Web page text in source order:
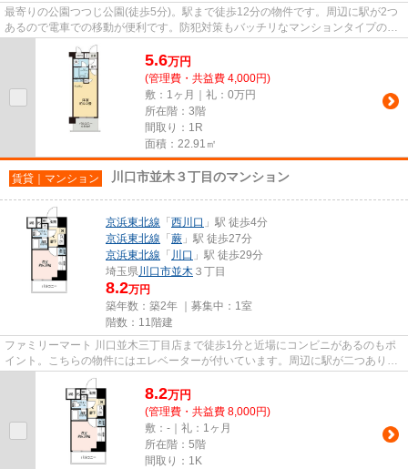
最寄りの公園つつじ公園(徒歩5分)。駅まで徒歩12分の物件です。周辺に駅が2つ
あるので電車での移動が便利です。防犯対策もバッチリなマンションタイプの物
件です。できるだけ早めに不...
5.6万円
(管理費・共益費 4,000円)
敷：1ヶ月｜礼：0万円
所在階：3階
間取り：1R
面積：22.91㎡
賃貸｜マンション 川口市並木３丁目のマンション
京浜東北線 「 西川口 」駅 徒歩4分
京浜東北線 「 蕨 」駅 徒歩27分
京浜東北線 「 川口 」駅 徒歩29分
埼玉県川口市並木 ３丁目
8.2万円
築年数：築2年 ｜募集中： 1室
階数：11階建
ファミリーマート 川口並木三丁目店まで徒歩1分と近場にコンビニがあるのもポ
イント。こちらの物件にはエレベーターが付いています。周辺に駅が二つあり、
交通の利便性が高いです。新...
8.2万円
(管理費・共益費 8,000円)
敷：-｜礼：1ヶ月
所在階：5階
間取り：1K